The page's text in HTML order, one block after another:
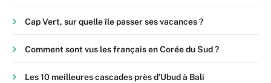
Cap Vert, sur quelle île passer ses vacances ?
Comment sont vus les français en Corée du Sud ?
Les 10 meilleures cascades près d’Ubud à Bali